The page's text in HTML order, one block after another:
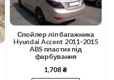
Спойлер ліп багажника
Hyundai Accent 2011-2015
ABS пластик під
фарбування
1,708₴